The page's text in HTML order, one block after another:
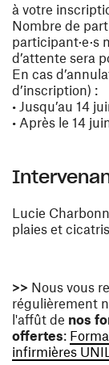
à votre
Nombre de
participant·e·s
d’attente sera
En cas
d’inscription) :
• Jusqu’au 14
• Après le 14
Lucie
plaies et
>> Nous vous
régulièrement
l'affût de nos
offertes:
infirmières